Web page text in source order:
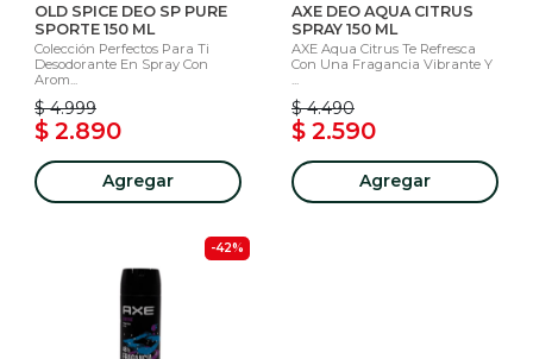
OLD SPICE DEO SP PURE
SPORTE 150 ML
Colección Perfectos Para Ti
Desodorante En Spray Con
Arom...
$ 4.999
$ 2.890
Agregar
AXE DEO AQUA CITRUS
SPRAY 150 ML
AXE Aqua Citrus Te Refresca
Con Una Fragancia Vibrante Y
$ 4.490
$ 2.590
Agregar
-42%